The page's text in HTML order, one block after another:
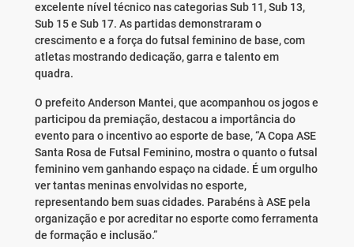
excelente nível técnico nas categorias Sub 11, Sub 13,
Sub 15 e Sub 17. As partidas demonstraram o
crescimento e a força do futsal feminino de base, com
atletas mostrando dedicação, garra e talento em
quadra.
O prefeito Anderson Mantei, que acompanhou os jogos e
participou da premiação, destacou a importância do
evento para o incentivo ao esporte de base, “A Copa ASE
Santa Rosa de Futsal Feminino, mostra o quanto o futsal
feminino vem ganhando espaço na cidade. É um orgulho
ver tantas meninas envolvidas no esporte,
representando bem suas cidades. Parabéns à ASE pela
organização e por acreditar no esporte como ferramenta
de formação e inclusão.”